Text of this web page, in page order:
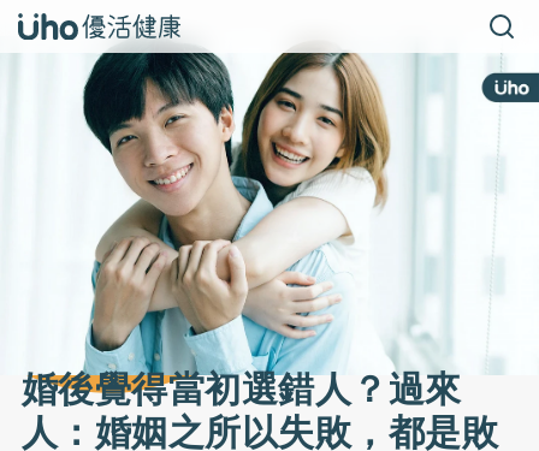
婚後覺得當初選錯人？過來
人：婚姻之所以失敗，都是敗